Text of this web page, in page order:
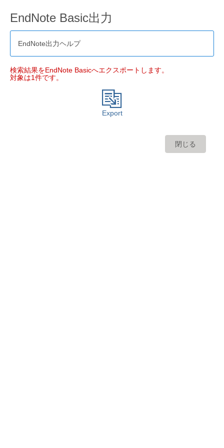
EndNote Basic出力
EndNote出力ヘルプ
検索結果をEndNote Basicへエクスポートします。
対象は1件です。
Export